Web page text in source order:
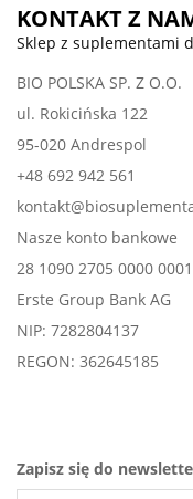
KONTAKT Z
Sklep z suplementami
BIO POLSKA SP. Z O.O.
ul. Rokicińska 122
95-020 Andrespol
+48 692 942 561
Nasze konto bankowe
28 1090 2705 0000
Erste Group Bank AG
NIP: 7282804137
REGON: 362645185
Zapisz się do